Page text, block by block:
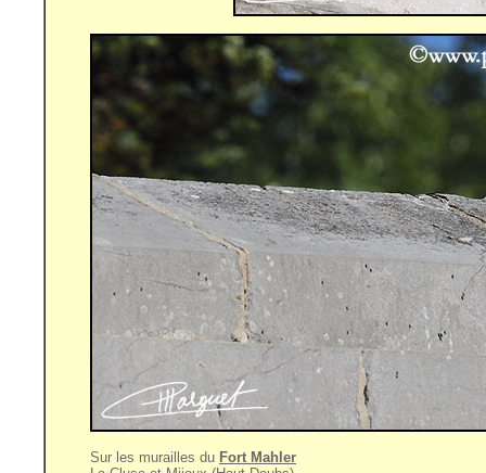
Sur les murailles du Fort Mahler